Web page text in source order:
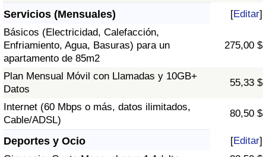
Servicios (Mensuales) [Editar]
Básicos (Electricidad, Calefacción,
Enfriamiento, Agua, Basuras) para un
apartamento de 85m2
275,00 $
Plan Mensual Móvil con Llamadas y 10GB+
Datos
55,33 $
Internet (60 Mbps o más, datos ilimitados,
Cable/ADSL)
80,50 $
Deportes y Ocio [Editar]